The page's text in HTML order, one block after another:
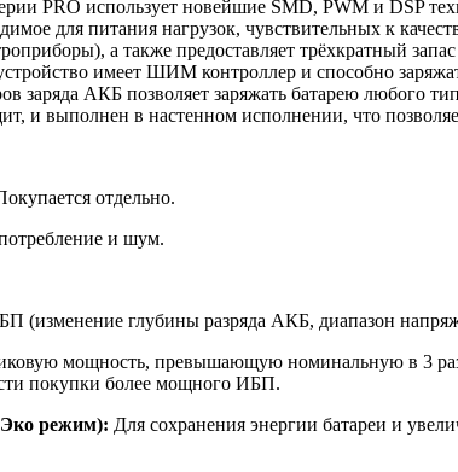
PRO использует новейшие SMD, PWM и DSP
для питания нагрузок, чувствительных к
а также предоставляет трёхкратный
имеет ШИМ контроллер и способно
заряда АКБ позволяет заряжать батарею любого
и выполнен в настенном исполнении, что
отдельно.
и шум.
(изменение глубины разряда АКБ, диапазон
мощность, превышающую номинальную в 3
покупки более мощного ИБП.
режим): Для сохранения энергии батареи и